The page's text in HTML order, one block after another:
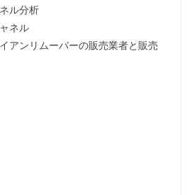
ル分析
ネル
ンリムーバーの販売業者と販売